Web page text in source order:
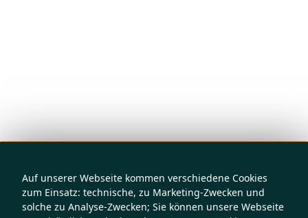
Auf unserer Webseite kommen verschiedene Cookies
zum Einsatz: technische, zu Marketing-Zwecken und
solche zu Analyse-Zwecken; Sie können unsere Webseite